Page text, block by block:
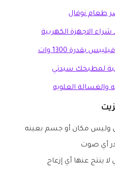
طعام نوفال
الاجهزة الكهربية
1300 وات
لمطبخك سيدتي
والغسالة العلويه
وليس مكان أو جسم بعينه
أي صوت
ينتج عنها أي إزعاج